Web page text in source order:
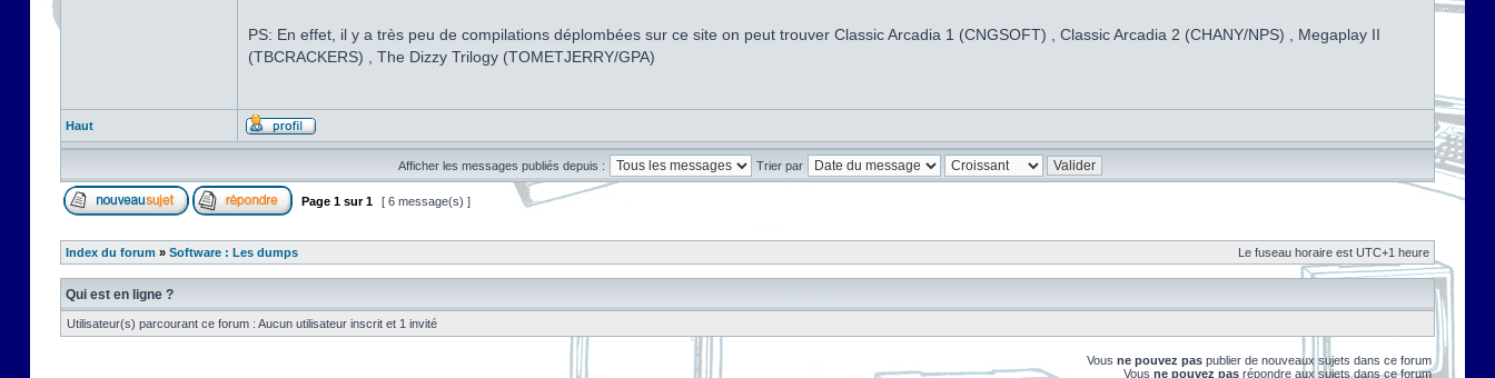
PS: En effet, il y a très peu de compilations déplombées sur ce site on peut trouver Classic Arcadia 1 (CNGSOFT) , Classic Arcadia 2 (CHANY/NPS) , Megaplay II
(TBCRACKERS) , The Dizzy Trilogy (TOMETJERRY/GPA)
Haut
Afficher les messages publiés depuis : Trier par
Page 1 sur1 [ 6 message(s) ]
Index du forum » Software : Les dumps Le fuseau horaire est UTC+1 heure
Qui est en ligne ?
Utilisateur(s) parcourant ce forum : Aucun utilisateur inscrit et 1 invité
Vous ne pouvez pas publier de nouveaux sujets dans ce forum
Vous ne pouvez pas répondre aux sujets dans ce forum